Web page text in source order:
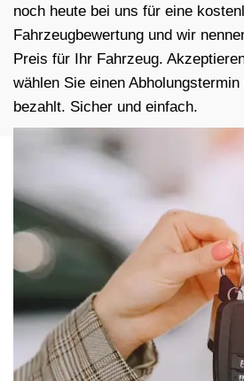
noch heute bei uns für eine
Fahrzeugbewertung und wir
Preis für Ihr Fahrzeug.
wählen Sie einen
bezahlt. Sicher und einfach.